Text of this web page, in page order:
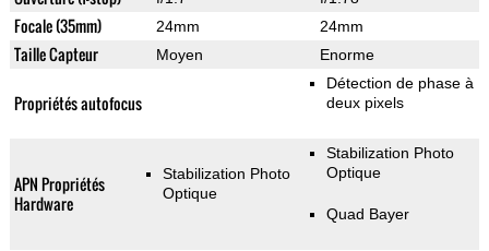
Focale (35mm) 24mm 24mm
Taille Capteur Moyen Enorme
Propriétés autofocus
Détection de phase à
deux pixels
APN Propriétés
Hardware
Stabilization Photo
Optique
Stabilization Photo
Optique
Quad Bayer